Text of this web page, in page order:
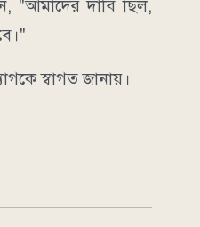
"আমাদের দাবি ছিল,
স্বাগত জানায়।